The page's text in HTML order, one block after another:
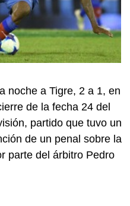
noche a Tigre, 2 a 1, en
de la fecha 24 del
partido que tuvo un
de un penal sobre la
parte del árbitro Pedro